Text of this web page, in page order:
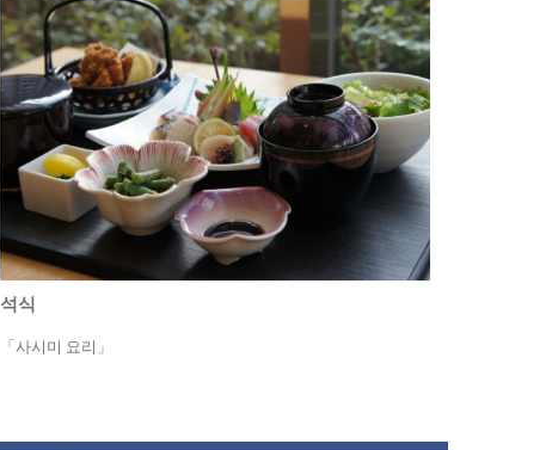
석식
「사시미 요리」